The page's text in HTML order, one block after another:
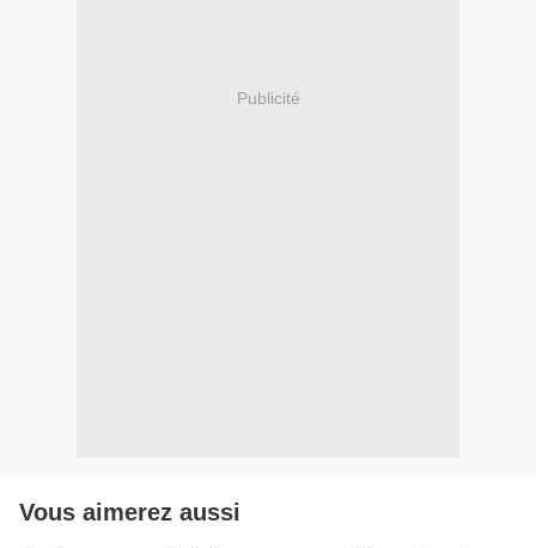
Publicité
Vous aimerez aussi